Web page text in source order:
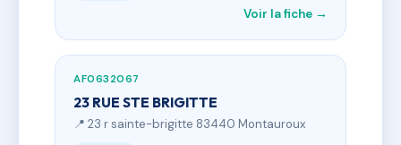
Voir la fiche →
AF0632067
23 RUE STE BRIGITTE
📍 23 r sainte-brigitte 83440 Montauroux